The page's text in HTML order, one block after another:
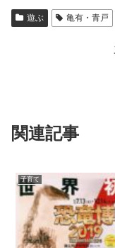
遊ぶ 亀有・青戸
関連記事
子育て